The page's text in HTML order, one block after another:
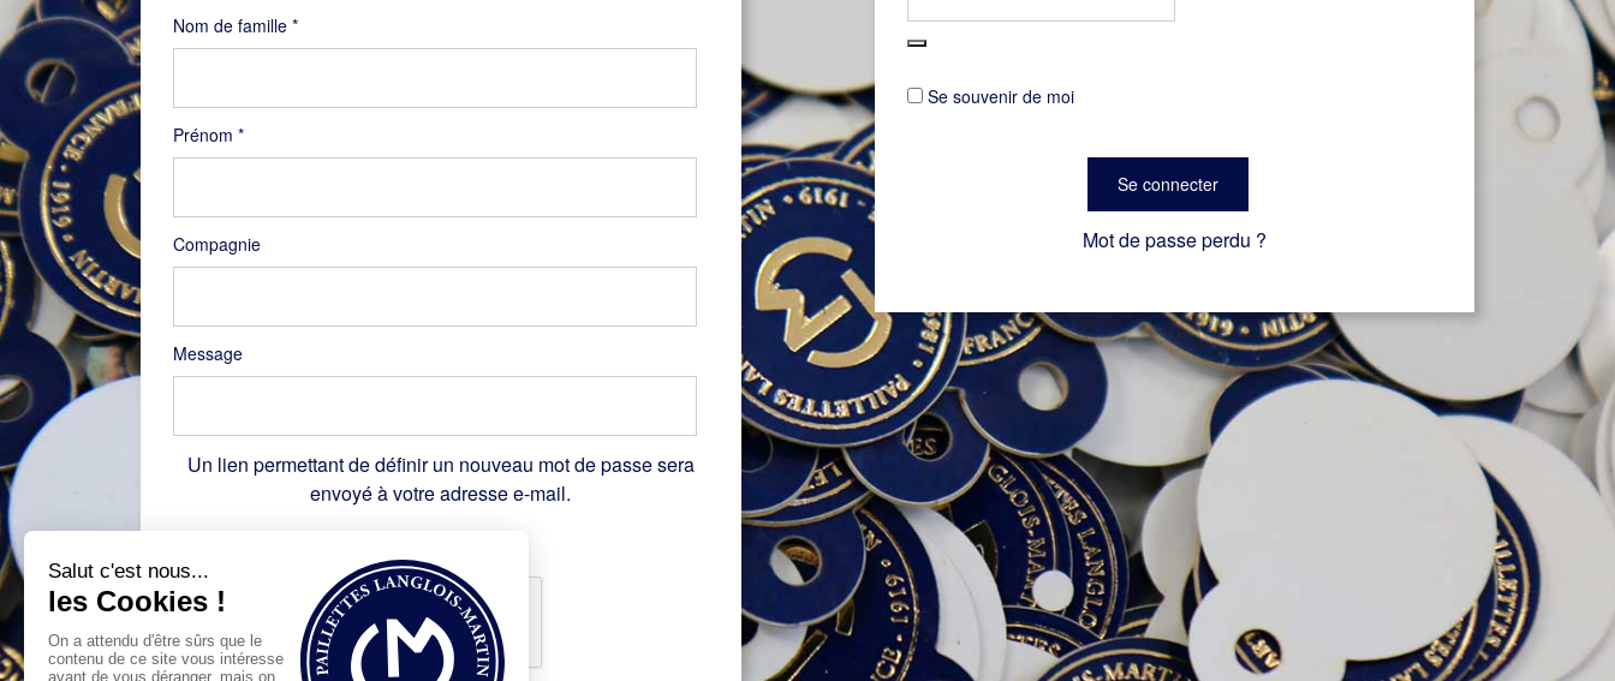
Se souvenir de moi
Se connecter
Mot de passe perdu ?
Nom de famille *
Prénom *
Compagnie
Message
Un lien permettant de définir un nouveau mot de passe sera
envoyé à votre adresse e-mail.